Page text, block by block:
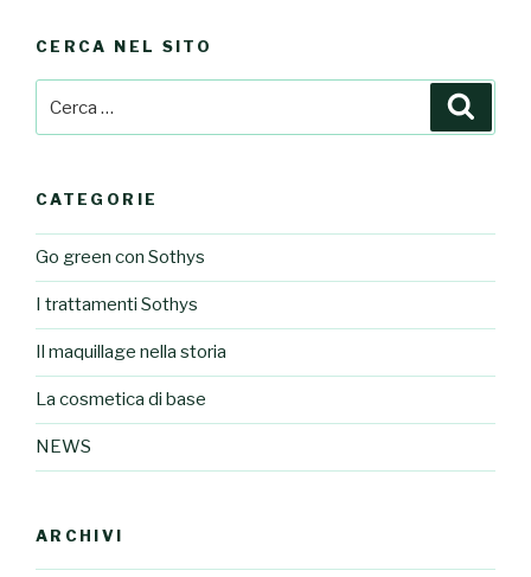
CERCA NEL SITO
CATEGORIE
Go green con Sothys
I trattamenti Sothys
Il maquillage nella storia
La cosmetica di base
NEWS
ARCHIVI